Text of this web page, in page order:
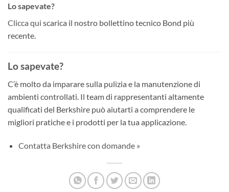
Lo sapevate?
Clicca qui scarica il nostro bollettino tecnico Bond più
recente.
Lo sapevate?
C’è molto da imparare sulla pulizia e la manutenzione di
ambienti controllati. Il team di rappresentanti altamente
qualificati del Berkshire può aiutarti a comprendere le
migliori pratiche e i prodotti per la tua applicazione.
Contatta Berkshire con domande »